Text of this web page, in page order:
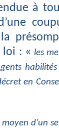
à
loi : «les
en
d'un